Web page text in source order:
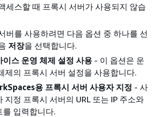
세스할 때 프록시 서버가 사용되지 않습
버를 사용하려면 다음 옵션 중 하나를 선
저장을 선택합니다.
이스 운영 체제 설정 사용 - 이 옵션은 운
제의 프록시 서버 설정을 사용합니다.
용 프록시 서버 사용자 지정 - 사
지정 프록시 서버의 URL 또는 IP 주소와
를 입력합니다.